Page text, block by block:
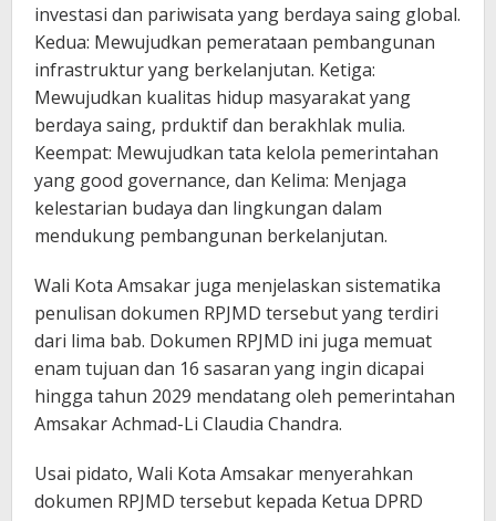
investasi dan pariwisata yang berdaya saing global.
Kedua: Mewujudkan pemerataan pembangunan
infrastruktur yang berkelanjutan. Ketiga:
Mewujudkan kualitas hidup masyarakat yang
berdaya saing, prduktif dan berakhlak mulia.
Keempat: Mewujudkan tata kelola pemerintahan
yang good governance, dan Kelima: Menjaga
kelestarian budaya dan lingkungan dalam
mendukung pembangunan berkelanjutan.
Wali Kota Amsakar juga menjelaskan sistematika
penulisan dokumen RPJMD tersebut yang terdiri
dari lima bab. Dokumen RPJMD ini juga memuat
enam tujuan dan 16 sasaran yang ingin dicapai
hingga tahun 2029 mendatang oleh pemerintahan
Amsakar Achmad-Li Claudia Chandra.
Usai pidato, Wali Kota Amsakar menyerahkan
dokumen RPJMD tersebut kepada Ketua DPRD